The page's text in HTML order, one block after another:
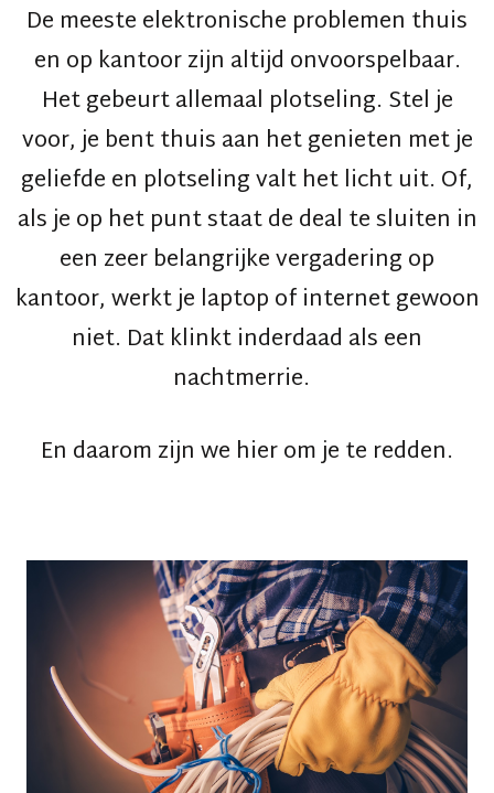
De meeste elektronische problemen thuis
en op kantoor zijn altijd onvoorspelbaar.
Het gebeurt allemaal plotseling. Stel je
voor, je bent thuis aan het genieten met je
geliefde en plotseling valt het licht uit. Of,
als je op het punt staat de deal te sluiten in
een zeer belangrijke vergadering op
kantoor, werkt je laptop of internet gewoon
niet. Dat klinkt inderdaad als een
nachtmerrie.
En daarom zijn we hier om je te redden.